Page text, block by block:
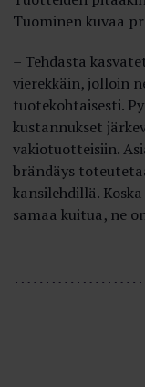
Tuominen kuvaa
– Tehdasta
vierekkäin, jolloin
tuotekohtaisesti.
kustannukset
vakiotuotteisiin.
brändäys
kansilehdillä.
samaa kuitua, ne